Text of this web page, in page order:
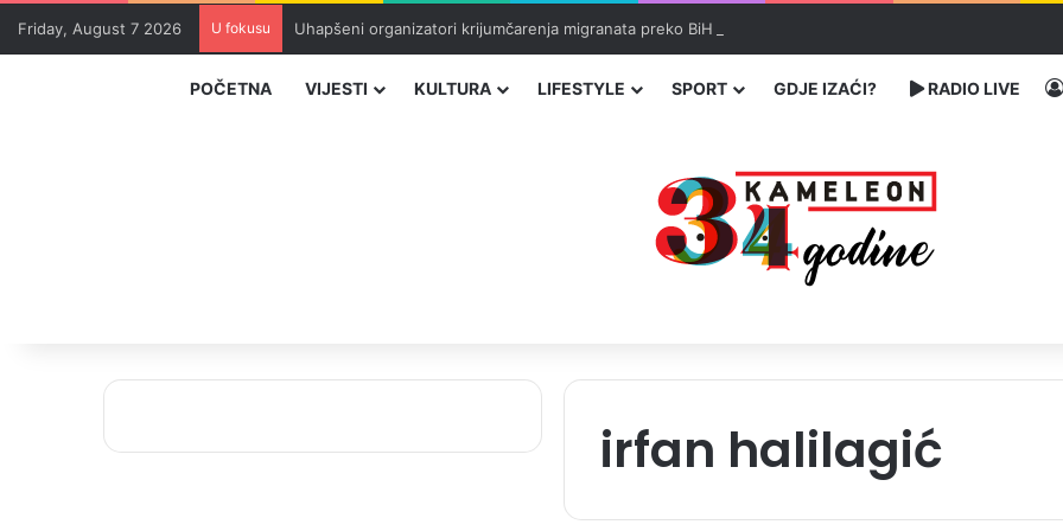
Friday, August 7 2026 U fokusu Uhapšeni organizatori krijumčarenja migranata preko BiH i Balkana
POČETNA VIJESTI KULTURA LIFESTYLE SPORT GDJE IZAĆI? RADIO LIVE
irfan halilagić